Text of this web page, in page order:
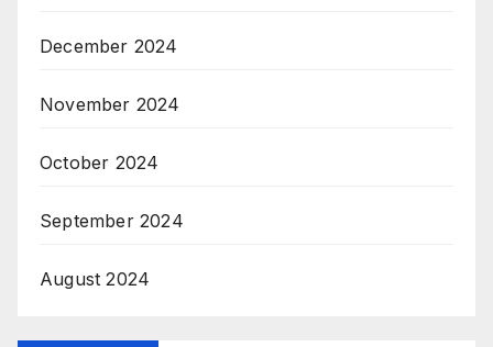
December 2024
November 2024
October 2024
September 2024
August 2024